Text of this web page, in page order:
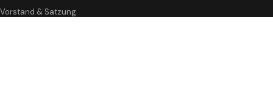
Vorstand & Satzung